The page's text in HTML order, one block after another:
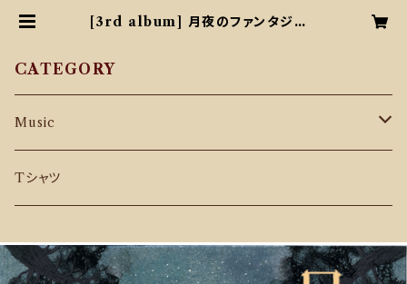
[3rd album] 月夜のファンタジー |
CATEGORY
Music
CD
Tシャツ